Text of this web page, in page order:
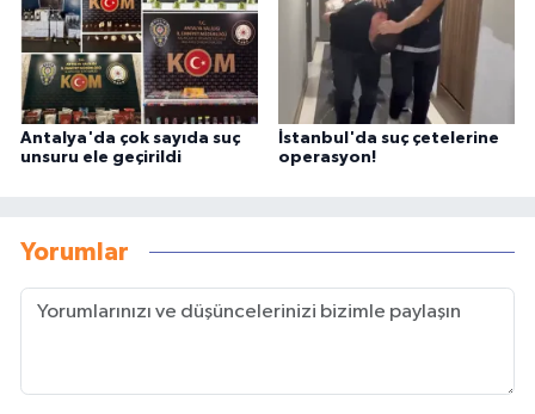
Antalya'da çok sayıda suç
unsuru ele geçirildi
İstanbul'da suç çetelerine
operasyon!
Yorumlar